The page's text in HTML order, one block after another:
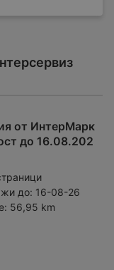
от ИнтерМарк
до 16.08.202
до: 16-08-26
56,95 km